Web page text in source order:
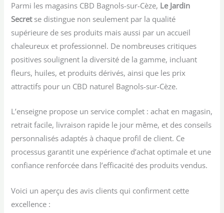
Parmi les magasins CBD Bagnols-sur-Cèze, Le Jardin
Secretse distingue non seulement par la qualité
supérieure de ses produits mais aussi par un accueil
chaleureux et professionnel. De nombreuses critiques
positives soulignent la diversité de la gamme, incluant
fleurs, huiles, et produits dérivés, ainsi que les prix
attractifs pour un CBD naturel Bagnols-sur-Cèze.
L’enseigne propose un service complet : achat en magasin,
retrait facile, livraison rapide le jour même, et des conseils
personnalisés adaptés à chaque profil de client. Ce
processus garantit une expérience d’achat optimale et une
confiance renforcée dans l’efficacité des produits vendus.
Voici un aperçu des avis clients qui confirment cette
excellence :